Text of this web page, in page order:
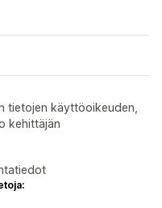
tietojen käyttöoikeuden,
kehittäjän